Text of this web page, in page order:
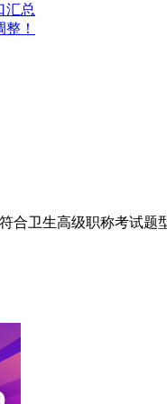
汇总
！
合卫生高级职称考试题